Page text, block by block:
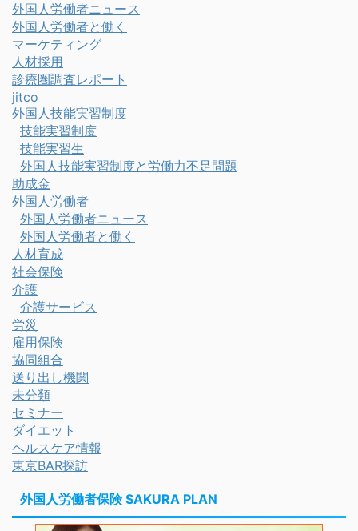
外国人労働者ニュース
外国人労働者と働く
マーケティング
人材採用
診療圏調査レポート
jitco
外国人技能実習制度
技能実習制度
技能実習生
外国人技能実習制度と労働力不足問題
助成金
外国人労働者
外国人労働者ニュース
外国人労働者と働く
人材育成
社会保険
介護
介護サービス
労災
雇用保険
協同組合
送り出し機関
未分類
セミナー
ダイエット
ヘルスケア情報
東京BAR探訪
外国人労働者保険 SAKURA PLAN